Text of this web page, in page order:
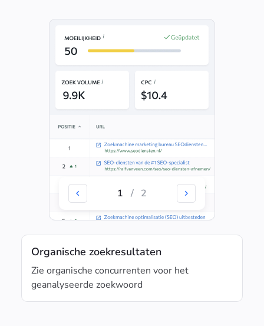
Organische zoekresultaten
Zie organische concurrenten voor het
geanalyseerde zoekwoord
1 / 2